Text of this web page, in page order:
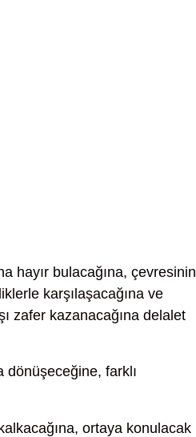
hayır bulacağına, çevresinin
karşılaşacağına ve
zafer kazanacağına delalet
farklı
ortaya konulacak